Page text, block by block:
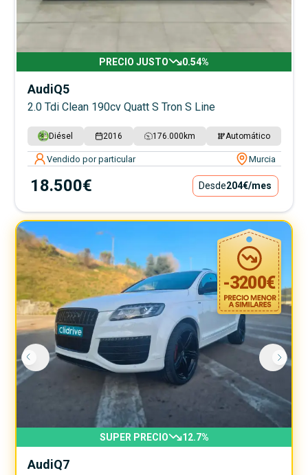
PRECIO JUSTO 0.54%
AudiQ5
2.0 Tdi Clean 190cv Quatt S Tron S Line
Diésel 2016 176.000 km Automático
Vendido por particular Murcia
18.500€ Desde204€/mes
-3200€
SUPER PRECIO 12.7%
AudiQ7